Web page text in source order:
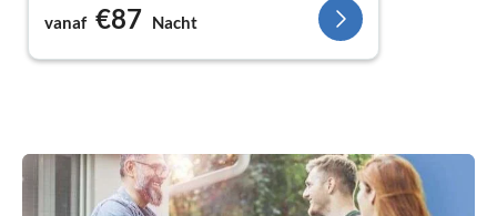
Ondanks de terughoudendheid van de
contacten die zijn ontstaan en de open en
naar het Bourgondische cultuurlandschap.
We denken graag terug aan deze inspirerende
en ontspannende vakantie!
vanaf €87 Nacht